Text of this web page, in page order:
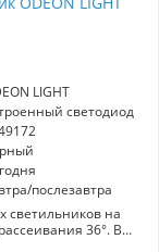
а также
корпуса -
LIGHT
светодиод
послезавтра
светильников на
36°. В